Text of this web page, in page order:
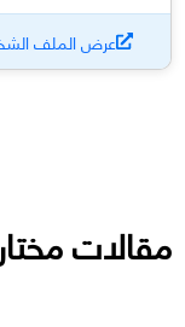
عرض الملف
مقالات